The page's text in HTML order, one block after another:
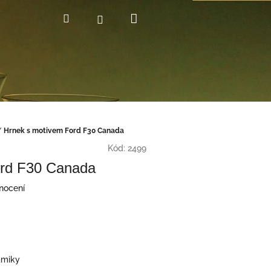
HledatPřihlášení
Hrnek s motivem Ford F30 Canada
Kód: 2499
F30 Canada